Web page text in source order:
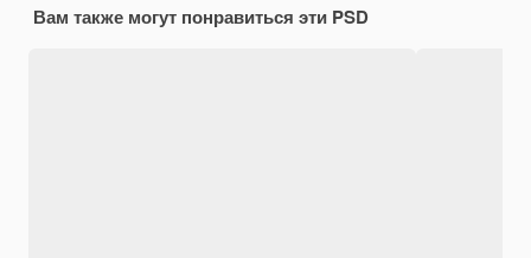
Вам также могут понравиться эти PSD